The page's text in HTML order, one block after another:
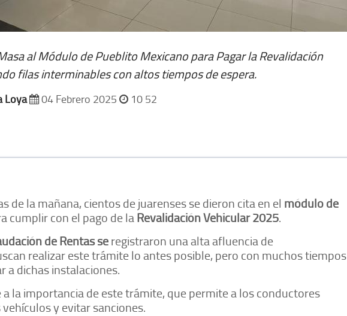
al Módulo de Pueblito Mexicano para Pagar la Revalidación
filas interminables con altos tiempos de espera.
Loya 04 Febrero 2025 10 52
de la mañana, cientos de juarenses se dieron cita en el módulo de
cumplir con el pago de laRevalidación Vehicular 2025.
de Rentas seregistraron una alta afluencia de
realizar este trámite lo antes posible, pero con muchos tiempos
a dichas instalaciones.
la importancia de este trámite, que permite a los conductores
y evitar sanciones.